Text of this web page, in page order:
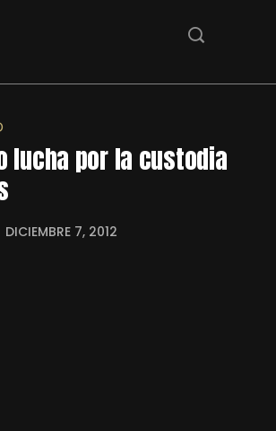
lucha por la custodia
DICIEMBRE 7, 2012